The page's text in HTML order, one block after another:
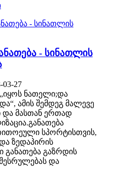
- სინათლის
03-27
ნათელი;და
ამის შემდეგ მალევე
და მასთან ერთად
სპორტისთვის,
ზედაპირის
განათება გაზრდის
და